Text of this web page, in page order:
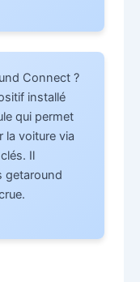
Connect ?
installé
qui permet
la voiture via
Il
getaround